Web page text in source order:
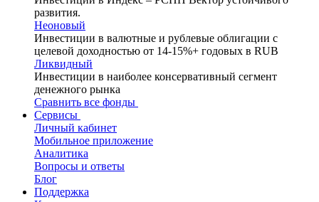
развития.
Неоновый
Инвестиции в валютные и рублевые облигации с
целевой доходностью от 14-15%+ годовых в RUB
Ликвидный
Инвестиции в наиболее консервативный сегмент
денежного рынка
Сравнить все фонды
Сервисы
Личный кабинет
Мобильное приложение
Аналитика
Вопросы и ответы
Блог
Поддержка